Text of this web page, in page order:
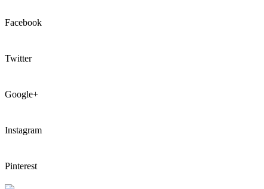
Facebook
Twitter
Google+
Instagram
Pinterest